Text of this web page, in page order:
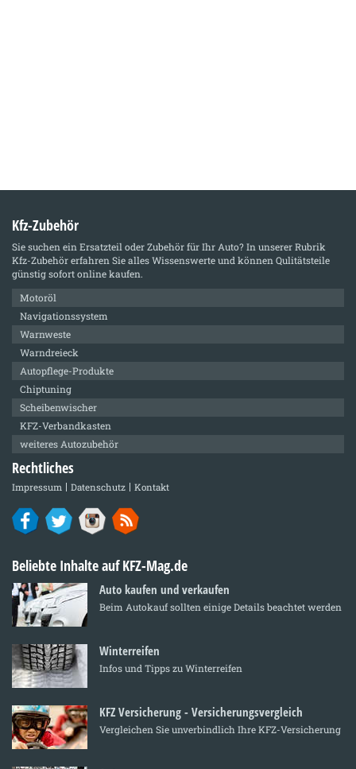
Kfz-Zubehör
Sie suchen ein Ersatzteil oder Zubehör für Ihr Auto? In unserer Rubrik
Kfz-Zubehörerfahren Sie alles Wissenswerte und können Qulitätsteile
günstig sofort online kaufen.
Motoröl
Navigationssystem
Warnweste
Warndreieck
Autopflege-Produkte
Chiptuning
Scheibenwischer
KFZ-Verbandkasten
weiteres Autozubehör
Rechtliches
Impressum Datenschutz Kontakt
Beliebte Inhalte auf KFZ-Mag.de
Auto kaufen und verkaufen
Beim Autokauf sollten einige Details beachtet werden
Winterreifen
Infos und Tipps zu Winterreifen
KFZ Versicherung - Versicherungsvergleich
Vergleichen Sie unverbindlich Ihre KFZ-Versicherung